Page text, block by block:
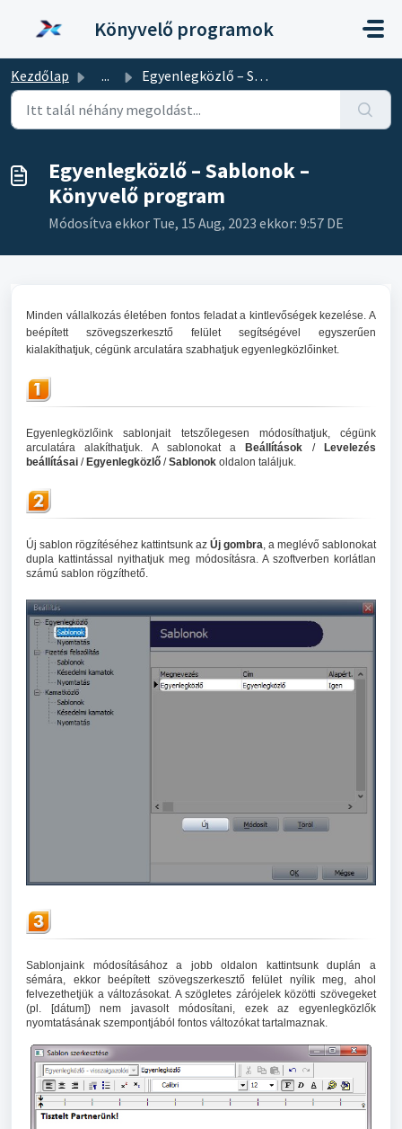
Könyvelő programok
Kezdőlap ... Egyenlegközlő – Sablonok – Könyvelő program
Egyenlegközlő – Sablonok –
Könyvelő program
Módosítva ekkor Tue, 15 Aug, 2023 ekkor: 9:57 DE
Minden vállalkozás életében fontos feladat a kintlevőségek kezelése. A
beépített szövegszerkesztő felület segítségével egyszerűen
kialakíthatjuk, cégünk arculatára szabhatjuk egyenlegközlőinket.
Egyenlegközlőink sablonjait tetszőlegesen módosíthatjuk, cégünk
arculatára alakíthatjuk. A sablonokat aBeállítások /Levelezés
beállításai /Egyenlegközlő /Sablonok oldalon találjuk.
Új sablon rögzítéséhez kattintsunk az Új gombra , a meglévő sablonokat
dupla kattintással nyithatjuk meg módosításra. A szoftverben korlátlan
számú sablon rögzíthető.
Sablonjaink módosításához a jobb oldalon kattintsunk duplán a
sémára, ekkor beépített szövegszerkesztő felület nyílik meg, ahol
felvezethetjük a változásokat. A szögletes zárójelek közötti szövegeket
(pl. [dátum]) nem javasolt módosítani, ezek az egyenlegközlők
nyomtatásának szempontjából fontos változókat tartalmaznak.